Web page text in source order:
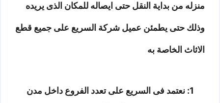
منزله من بداية النقل حتى ايصاله للمكان الذى يريده
وذلك حتى يطمئن عميل شركة السريع على جميع قطع
الاثاث الخاصة به
1: نعتمد فى السريع على تعدد الفروع داخل مدن